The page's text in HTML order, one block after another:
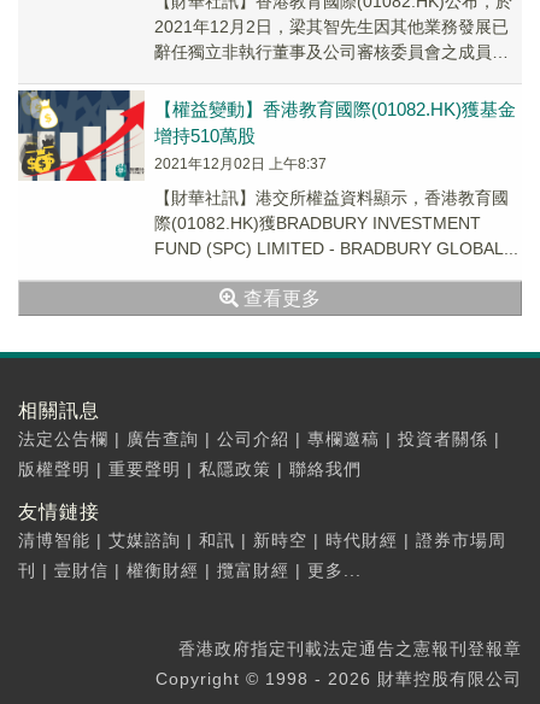
2021年12月2日，梁其智先生因其他業務發展已
辭任獨立非執行董事及公司審核委員會之成員，
【權益變動】香港教育國際(01082.HK)獲基金
增持510萬股
2021年12月02日 上午8:37
【財華社訊】港交所權益資料顯示，香港教育國
際(01082.HK)獲BRADBURY INVESTMENT
FUND (SPC) LIMITED - BRADBURY GLOBAL...
查看更多
相關訊息
法定公告欄 | 廣告查詢 | 公司介紹 | 專欄邀稿 | 投資者關係 |
版權聲明 | 重要聲明 | 私隱政策 | 聯絡我們
友情鏈接
清博智能 | 艾媒諮詢 | 和訊 | 新時空 | 時代財經 | 證券市場周
刊
| 壹財信 | 權衡財經 | 攬富財經 | 更多...
香港政府指定刊載法定通告之憲報刊登報章
Copyright © 1998 - 2026 財華控股有限公司